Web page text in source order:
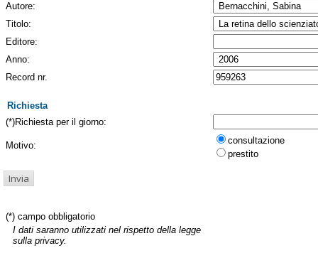
Autore:
Titolo:
Editore:
Anno:
Record nr.
Richiesta
(*)Richiesta per il giorno:
Motivo:
consultazione
prestito
(*) campo obbligatorio
I dati saranno utilizzati nel rispetto della legge
sulla privacy.